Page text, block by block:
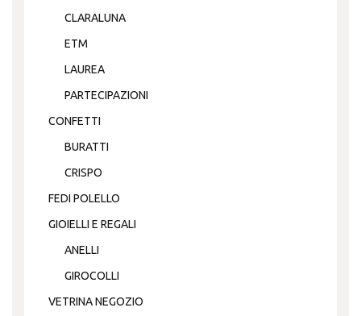
CLARALUNA
ETM
LAUREA
PARTECIPAZIONI
CONFETTI
BURATTI
CRISPO
FEDI POLELLO
GIOIELLI E REGALI
ANELLI
GIROCOLLI
VETRINA NEGOZIO